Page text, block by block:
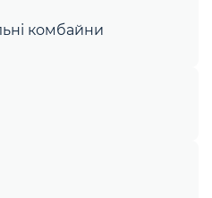
комбайни